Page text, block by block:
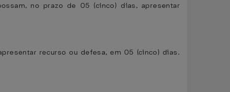
no prazo de 05 (cinco) dias, apresentar
recurso ou defesa, em 05 (cinco) dias.